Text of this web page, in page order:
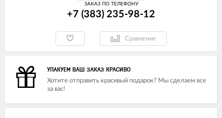
ЗАКАЗ ПО ТЕЛЕФОНУ
+7 (383) 235-98-12
Сравнение
УПАКУЕМ ВАШ ЗАКАЗ КРАСИВО
Хотите отправить красивый подарок? Мы сделаем все
за вас!